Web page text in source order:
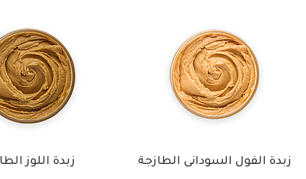
زبدة اللوز الطازجة زبدة الفول السودانى الطازجة